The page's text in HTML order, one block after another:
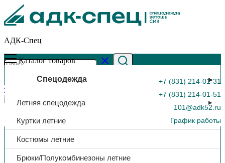
АДК-Спец
+7 (831) 214-01-31
+7 (831) 214-01-51
101@adk52.ru
График работы
0
Каталог товаров
Спецодежда
Летняя спецодежда
Куртки летние
Костюмы летние
Брюки/Полукомбинезоны летние
Главная страница»Каталог»Сапоги «Яхтинг», арт. 1-05 ПУ-
Ч